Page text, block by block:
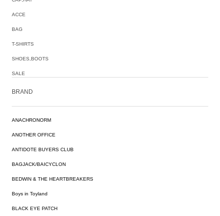
ACCE
BAG
T-SHIRTS
SHOES,BOOTS
SALE
BRAND
ANACHRONORM
ANOTHER OFFICE
ANTIDOTE BUYERS CLUB
BAGJACK/BAICYCLON
BEDWIN & THE HEARTBREAKERS
Boys in Toyland
BLACK EYE PATCH